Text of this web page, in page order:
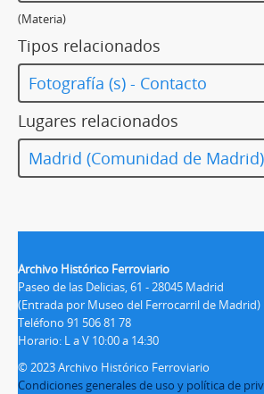
(Materia)
Tipos relacionados
Fotografía (s) - Contacto
Lugares relacionados
Madrid (Comunidad de Madrid)
Archivo Histórico Ferroviario
Paseo de las Delicias, 61 - 28045 Madrid
(Entrada por Museo del Ferrocarril de Madrid)
Teléfono 91 506 81 78
Horario: L a V 10:00 a 14:30
© 2023 Archivo Histórico Ferroviario
Condiciones generales de uso y política de